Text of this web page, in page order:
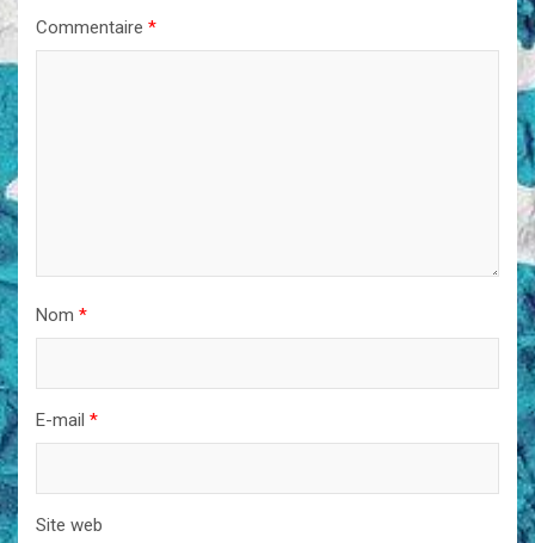
Commentaire *
Nom *
E-mail *
Site web